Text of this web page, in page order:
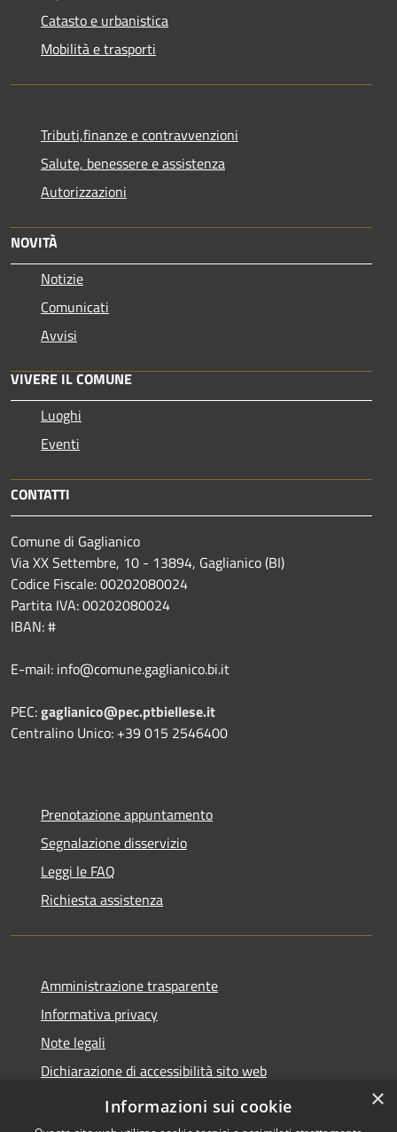
Catasto e urbanistica
Mobilità e trasporti
Tributi,finanze e contravvenzioni
Salute, benessere e assistenza
Autorizzazioni
NOVITÀ
Notizie
Comunicati
Avvisi
VIVERE IL COMUNE
Luoghi
Eventi
CONTATTI
Comune di Gaglianico
Via XX Settembre, 10 - 13894, Gaglianico (BI)
Codice Fiscale: 00202080024
Partita IVA: 00202080024
IBAN: #
E-mail: info@comune.gaglianico.bi.it
PEC:gaglianico@pec.ptbiellese.it
Centralino Unico: +39 015 2546400
Prenotazione appuntamento
Segnalazione disservizio
Leggi le FAQ
Richiesta assistenza
Amministrazione trasparente
Informativa privacy
Note legali
Dichiarazione di accessibilità sito web
WhistleblowingPA
×
Informazioni sui cookie